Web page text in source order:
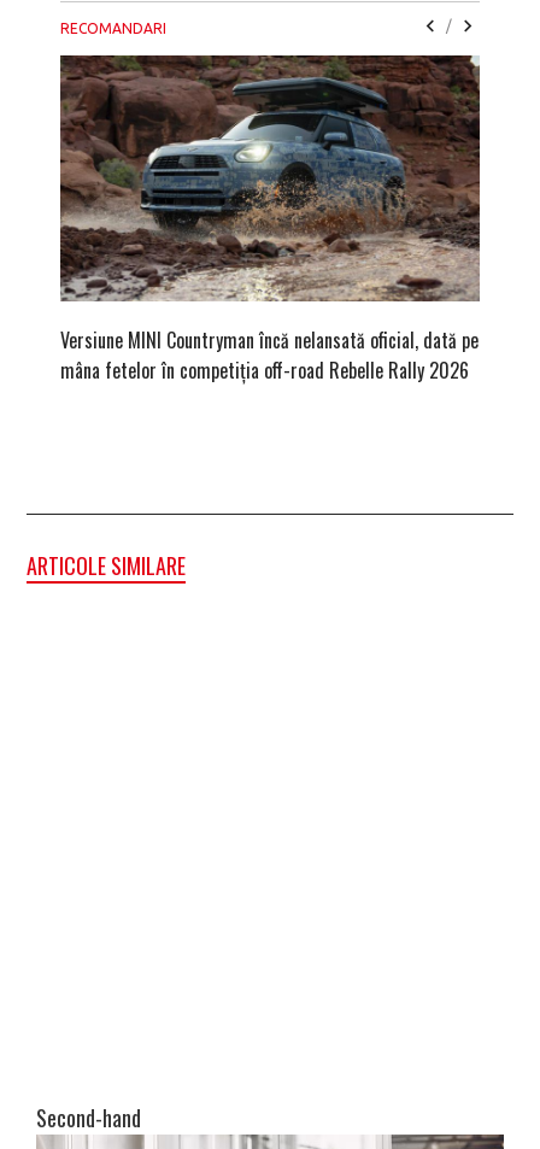
RECOMANDARI /
Versiune MINI Countryman încă nelansată oficial, dată pe
mâna fetelor în competiția off-road Rebelle Rally 2026
ARTICOLE SIMILARE
Second-hand